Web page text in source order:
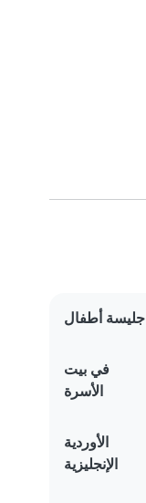
جليسة أطفال
في بيت
الأسرة
الأوردية
الإنجليزية